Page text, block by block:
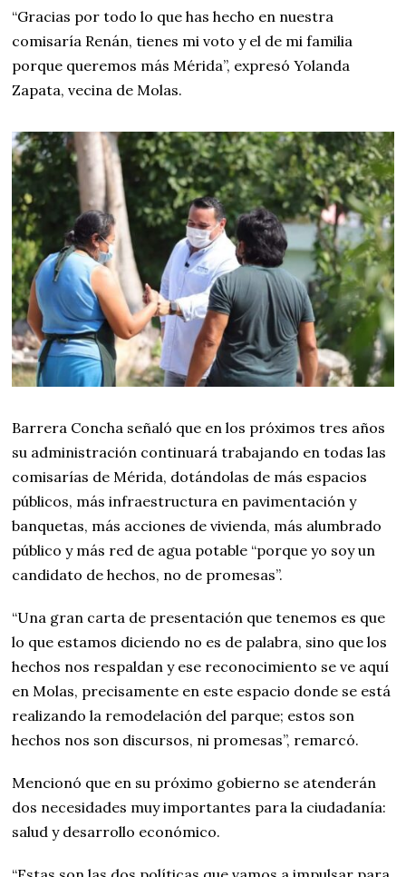
“Gracias por todo lo que has hecho en nuestra
comisaría Renán, tienes mi voto y el de mi familia
porque queremos más Mérida”, expresó Yolanda
Zapata, vecina de Molas.
Barrera Concha señaló que en los próximos tres años
su administración continuará trabajando en todas las
comisarías de Mérida, dotándolas de más espacios
públicos, más infraestructura en pavimentación y
banquetas, más acciones de vivienda, más alumbrado
público y más red de agua potable “porque yo soy un
candidato de hechos, no de promesas”.
“Una gran carta de presentación que tenemos es que
lo que estamos diciendo no es de palabra, sino que los
hechos nos respaldan y ese reconocimiento se ve aquí
en Molas, precisamente en este espacio donde se está
realizando la remodelación del parque; estos son
hechos nos son discursos, ni promesas”, remarcó.
Mencionó que en su próximo gobierno se atenderán
dos necesidades muy importantes para la ciudadanía:
salud y desarrollo económico.